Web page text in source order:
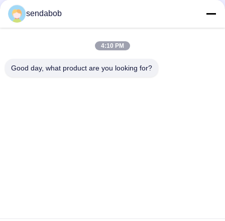
sendabob
4:10 PM
Good day, what product are you looking for?